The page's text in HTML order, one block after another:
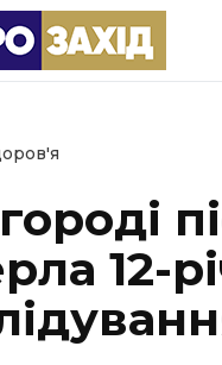
Ужгород12-